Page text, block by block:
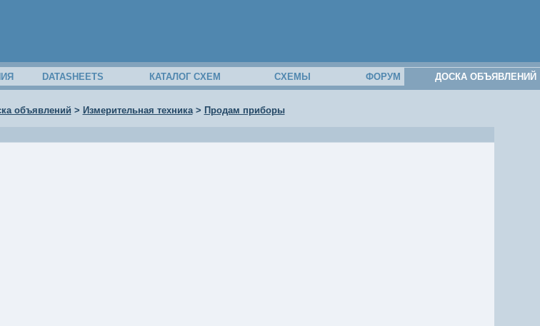
DATASHEETS КАТАЛОГ СХЕМ СХЕМЫ ФОРУМ ДОСКА ОБЪЯВЛЕНИЙ
объявлений > Измерительная техника> Продам приборы